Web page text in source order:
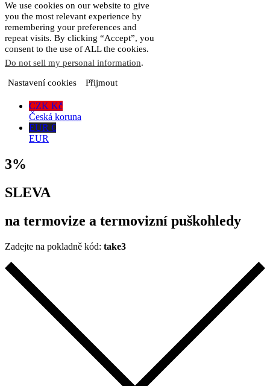
We use cookies on our website to give
you the most relevant experience by
remembering your preferences and
repeat visits. By clicking “Accept”, you
consent to the use of ALL the cookies.
Do not sell my personal information.
Nastavení cookies Přijmout
CZK Kč
Česká koruna
EUR €
EUR
3%
SLEVA
na termovize a termovizní puškohledy
Zadejte na pokladně kód: take3